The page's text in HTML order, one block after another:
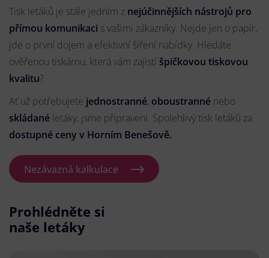
Tisk letáků je stále jedním z nejúčinnějších nástrojů pro
přímou komunikaci s vašimi zákazníky. Nejde jen o papír,
jde o první dojem a efektivní šíření nabídky. Hledáte
ověřenou tiskárnu, která vám zajistí špičkovou tiskovou
kvalitu?
Ať už potřebujete jednostranné, oboustranné nebo
skládané letáky, jsme připraveni. Spolehlivý tisk letáků za
dostupné ceny v Horním Benešově.
Nezávazná kalkulace
Prohlédněte si
naše letáky